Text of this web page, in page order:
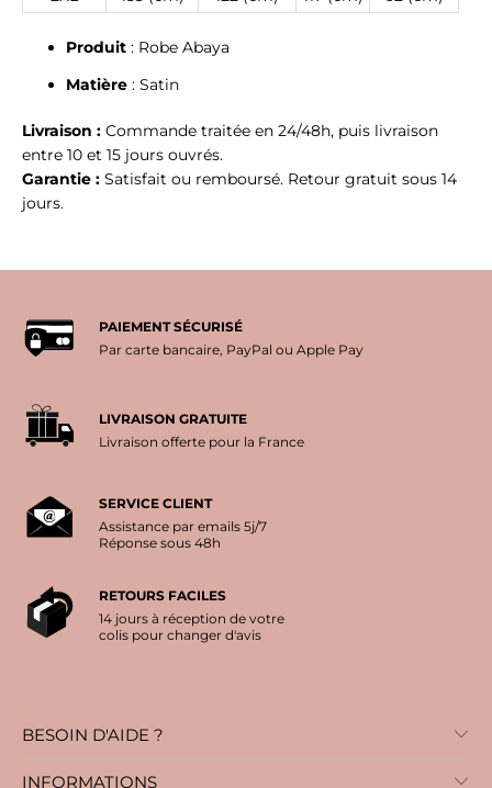
Produit : Robe Abaya
Matière : Satin
Livraison : Commande traitée en 24/48h, puis livraison
entre 10 et 15 jours ouvrés.
Garantie : Satisfait ou remboursé. Retour gratuit sous 14
jours.
PAIEMENT SÉCURISÉ
Par carte bancaire, PayPal ou Apple Pay
LIVRAISON GRATUITE
Livraison offerte pour la France
SERVICE CLIENT
Assistance par emails 5j/7
Réponse sous 48h
RETOURS FACILES
14 jours à réception de votre
colis pour changer d'avis
BESOIN D'AIDE ?
INFORMATIONS